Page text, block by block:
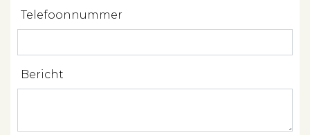
Spanje
Aanbod
Telefoonnummer
Bericht